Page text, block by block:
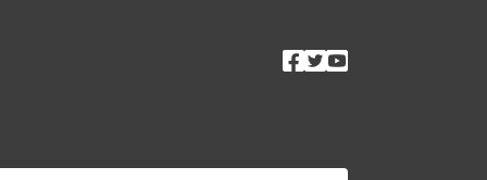
ソーシャル
facebook
twitter